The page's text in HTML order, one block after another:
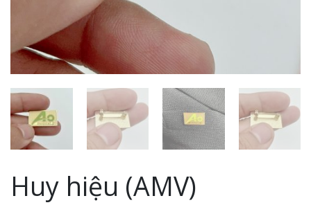
Huy hiệu (AMV)